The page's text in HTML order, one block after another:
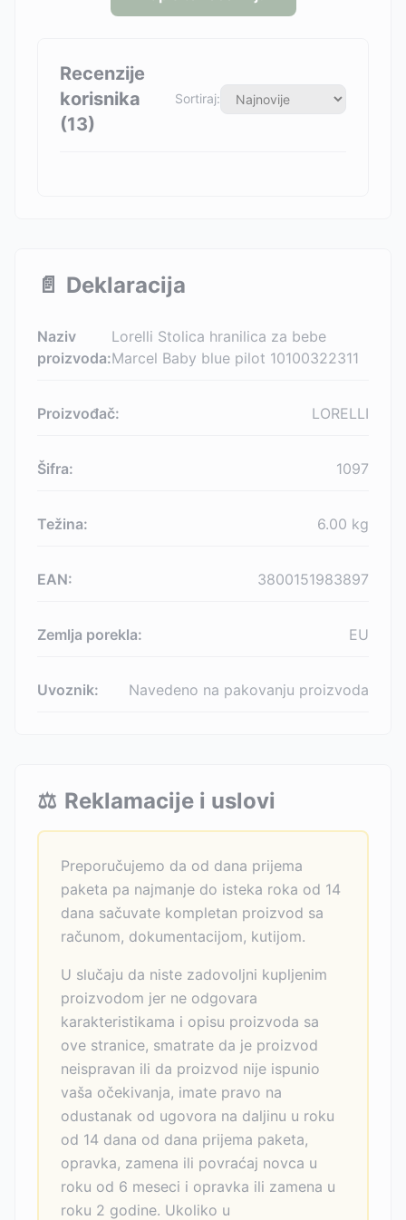
Recenzije
korisnika
(13)
Sortiraj:
📄 Deklaracija
Naziv
proizvoda:
Lorelli Stolica hranilica za bebe
Marcel Baby blue pilot 10100322311
Proizvođač: LORELLI
Šifra: 1097
Težina: 6.00 kg
EAN: 3800151983897
Zemlja porekla: EU
Uvoznik: Navedeno na pakovanju proizvoda
⚖️ Reklamacije i uslovi
Preporučujemo da od dana prijema
paketa pa najmanje do isteka roka od 14
dana sačuvate kompletan proizvod sa
računom, dokumentacijom, kutijom.
U slučaju da niste zadovoljni kupljenim
proizvodom jer ne odgovara
karakteristikama i opisu proizvoda sa
ove stranice, smatrate da je proizvod
neispravan ili da proizvod nije ispunio
vaša očekivanja, imate pravo na
odustanak od ugovora na daljinu u roku
od 14 dana od dana prijema paketa,
opravka, zamena ili povraćaj novca u
roku od 6 meseci i opravka ili zamena u
roku 2 godine. Ukoliko u